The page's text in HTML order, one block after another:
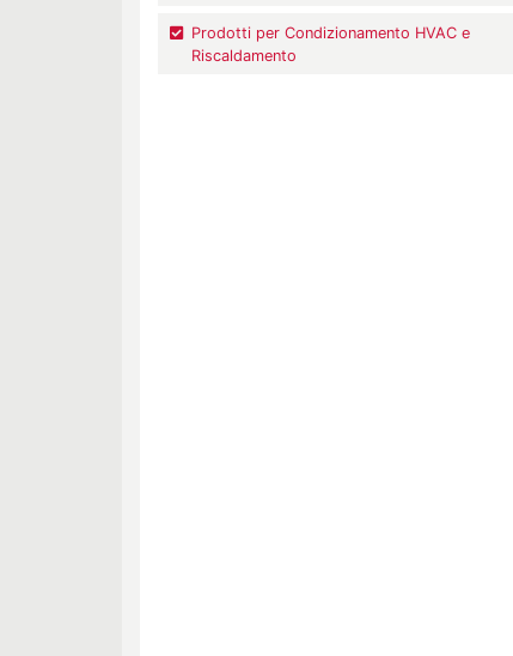
Prodotti per Condizionamento HVAC e
Riscaldamento